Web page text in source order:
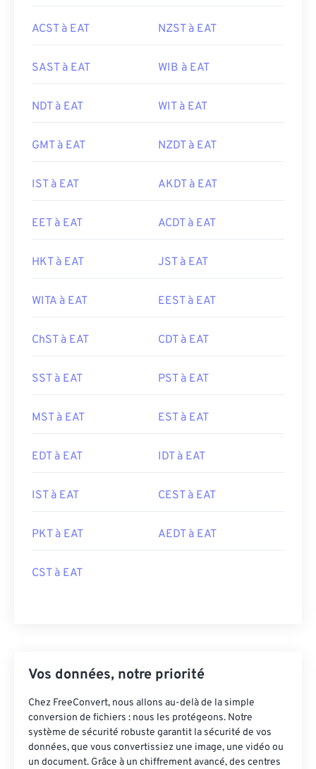
ACST à EAT NZST à EAT
SAST à EAT WIB à EAT
NDT à EAT WIT à EAT
GMT à EAT NZDT à EAT
IST à EAT AKDT à EAT
EET à EAT ACDT à EAT
HKT à EAT JST à EAT
WITA à EAT EEST à EAT
ChST à EAT CDT à EAT
SST à EAT PST à EAT
MST à EAT EST à EAT
EDT à EAT IDT à EAT
IST à EAT CEST à EAT
PKT à EAT AEDT à EAT
CST à EAT
Vos données, notre priorité
Chez FreeConvert, nous allons au-delà de la simple
conversion de fichiers : nous les protégeons. Notre
système de sécurité robuste garantit la sécurité de vos
données, que vous convertissiez une image, une vidéo ou
un document. Grâce à un chiffrement avancé, des centres